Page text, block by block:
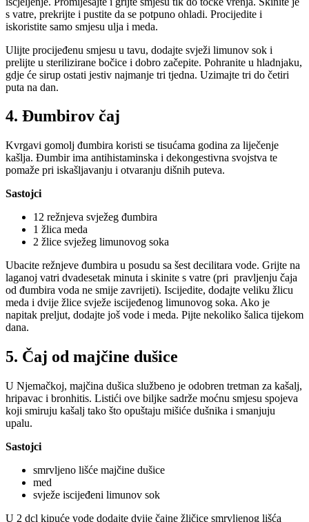
s vatre, prekrijte i pustite da se potpuno ohladi. Procijedite i
iskoristite samo smjesu ulja i meda.
Ulijte procijeđenu smjesu u tavu, dodajte svježi limunov sok i
prelijte u sterilizirane bočice i dobro začepite. Pohranite u hladnjaku,
gdje će sirup ostati jestiv najmanje tri tjedna. Uzimajte tri do četiri
puta na dan.
4. Đumbirov čaj
Kvrgavi gomolj đumbira koristi se tisućama godina za liječenje
kašlja. Đumbir ima antihistaminska i dekongestivna svojstva te
pomaže pri iskašljavanju i otvaranju dišnih puteva.
Sastojci
12 režnjeva svježeg đumbira
1 žlica meda
2 žlice svježeg limunovog soka
Ubacite režnjeve đumbira u posudu sa šest decilitara vode. Grijte na
laganoj vatri dvadesetak minuta i skinite s vatre (pri pravljenju čaja
od đumbira voda ne smije zavrijeti). Iscijedite, dodajte veliku žlicu
meda i dvije žlice svježe iscijeđenog limunovog soka. Ako je
napitak preljut, dodajte još vode i meda. Pijte nekoliko šalica tijekom
dana.
5. Čaj od majčine dušice
U Njemačkoj, majčina dušica službeno je odobren tretman za kašalj,
hripavac i bronhitis. Listići ove biljke sadrže moćnu smjesu spojeva
koji smiruju kašalj tako što opuštaju mišiće dušnika i smanjuju
upalu.
Sastojci
smrvljeno lišće majčine dušice
med
svježe iscijeđeni limunov sok
U 2 dcl kipuće vode dodajte dvije čajne žličice smrvljenog lišća